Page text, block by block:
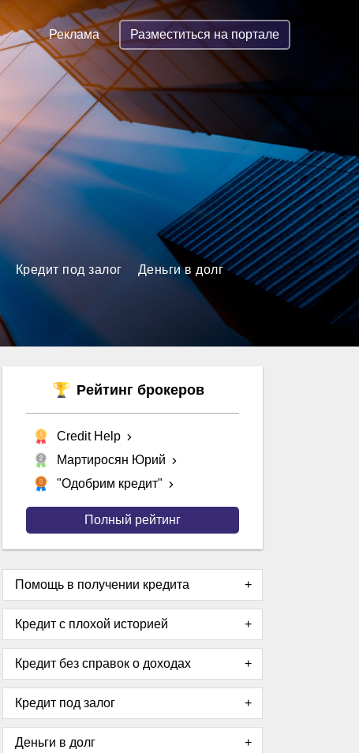
Реклама Разместиться на портале
Кредит под залог Деньги в долг
Рейтинг брокеров
Credit Help
Мартиросян Юрий
"Одобрим кредит"
Полный рейтинг
Помощь в получении кредита
Кредит с плохой историей
Кредит без справок о доходах
Кредит под залог
Деньги в долг